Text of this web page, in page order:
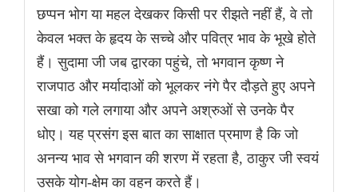
छप्पन भोग या महल देखकर किसी पर रीझते नहीं हैं, वे तो
केवल भक्त के हृदय के सच्चे और पवित्र भाव के भूखे होते
हैं। सुदामा जी जब द्वारका पहुंचे, तो भगवान कृष्ण ने
राजपाठ और मर्यादाओं को भूलकर नंगे पैर दौड़ते हुए अपने
सखा को गले लगाया और अपने अश्रुओं से उनके पैर
धोए। यह प्रसंग इस बात का साक्षात प्रमाण है कि जो
अनन्य भाव से भगवान की शरण में रहता है, ठाकुर जी स्वयं
उसके योग-क्षेम का वहन करते हैं।